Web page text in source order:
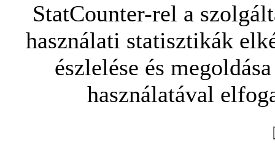
StatCounter-rel a
használati statisztikák
észlelése és
használatával